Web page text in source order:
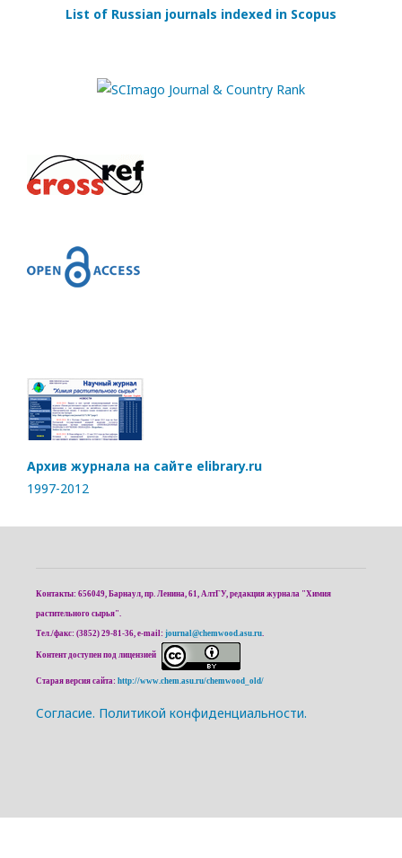
List of Russian journals indexed in Scopus
Архив журнала на сайте elibrary.ru
1997-2012
Контакты: 656049, Барнаул, пр. Ленина, 61, АлтГУ, редакция журнала "Химия
растительного сырья".
Тел./факс: (3852) 29-81-36, e-mail: journal@chemwood.asu.ru
Контент доступен под лицензией
Старая версия сайта: http://www.chem.asu.ru/chemwood_old/
Cогласие. Политикой конфиденциальности.